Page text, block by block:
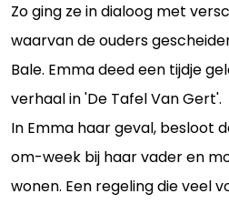
Zo ging ze in dialoog met
waarvan de ouders
Bale. Emma deed een tijdje
verhaal in 'De Tafel Van Gert'.
In Emma haar geval, besloot
om-week bij haar vader en
wonen. Een regeling die veel